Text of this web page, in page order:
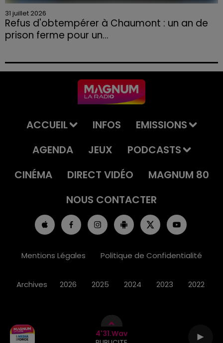
4'31.wav
31 juillet 2026
Refus d'obtempérer à Chaumont : un an de
prison ferme pour un...
permis et la confiscation de son véhicule.
ACCUEIL INFOS
EMISSIONS
AGENDA
JEUX
PODCASTS
CINÉMA
DIRECT VIDÉO
MAGNUM 80
NOUS CONTACTER
Mentions Légales Politique de Confidentialité
Archives 2026 2025 2024 2023 2022